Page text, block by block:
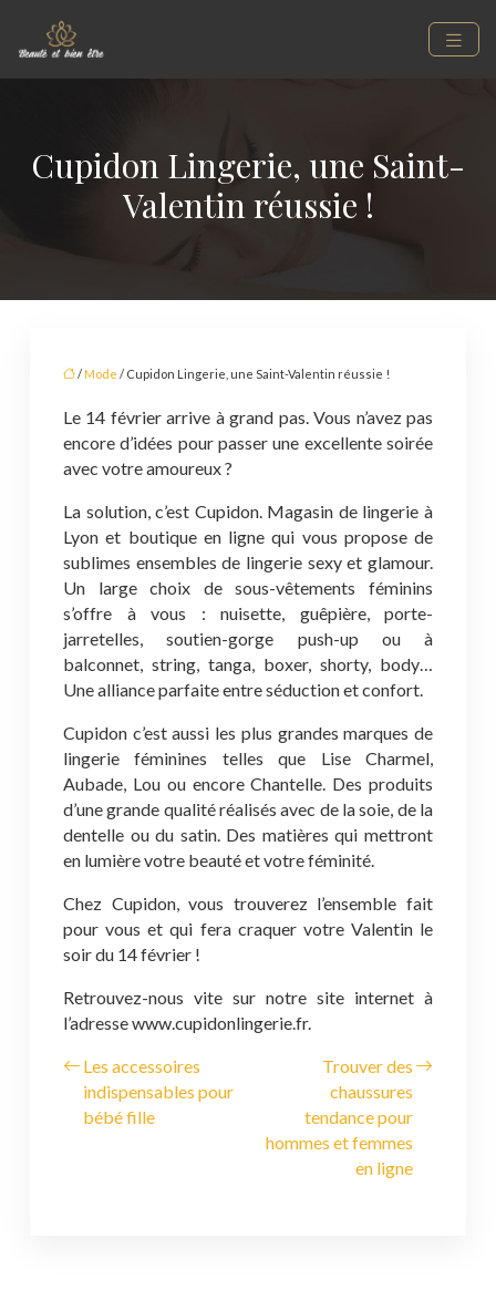
Cupidon Lingerie, une Saint-
Valentin réussie !
/ Mode / Cupidon Lingerie, une Saint-Valentin réussie !
Le 14 février arrive à grand pas. Vous n’avez pas
encore d’idées pour passer une excellente soirée
avec votre amoureux ?
La solution, c’est Cupidon. Magasin de lingerie à
Lyon et boutique en ligne qui vous propose de
sublimes ensembles de lingerie sexy et glamour.
Un large choix de sous-vêtements féminins
s’offre à vous : nuisette, guêpière, porte-
jarretelles, soutien-gorge push-up ou à
balconnet, string, tanga, boxer, shorty, body…
Une alliance parfaite entre séduction et confort.
Cupidon c’est aussi les plus grandes marques de
lingerie féminines telles que Lise Charmel,
Aubade, Lou ou encore Chantelle. Des produits
d’une grande qualité réalisés avec de la soie, de la
dentelle ou du satin. Des matières qui mettront
en lumière votre beauté et votre féminité.
Chez Cupidon, vous trouverez l’ensemble fait
pour vous et qui fera craquer votre Valentin le
soir du 14 février !
Retrouvez-nous vite sur notre site internet à
l’adresse www.cupidonlingerie.fr.
Les accessoires
indispensables pour
bébé fille
Trouver des
chaussures
tendance pour
hommes et femmes
en ligne